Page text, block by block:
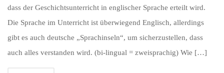
dass der Geschichtsunterricht in englischer Sprache erteilt wird.
Die Sprache im Unterricht ist überwiegend Englisch, allerdings
gibt es auch deutsche „Sprachinseln“, um sicherzustellen, dass
auch alles verstanden wird. (bi-lingual = zweisprachig) Wie […]